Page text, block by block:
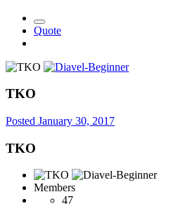
Quote
TKO
Posted January 30, 2017
TKO
Members
47